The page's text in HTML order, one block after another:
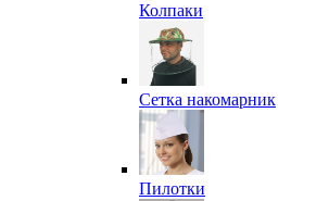
Колпаки
Сетка накомарник
Пилотки